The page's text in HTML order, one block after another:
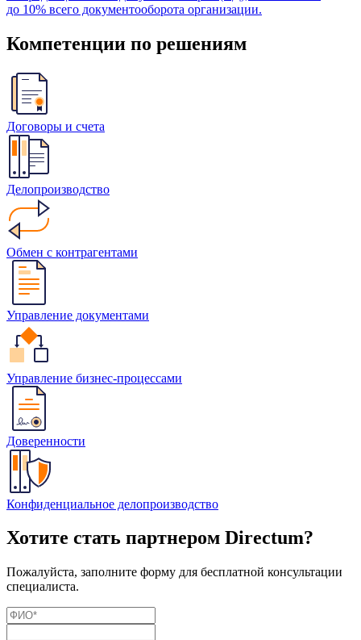
до 10% всего документооборота организации.
Компетенции по решениям
Договоры и счета
Делопроизводство
Обмен с контрагентами
Управление документами
Управление бизнес-процессами
Доверенности
Конфиденциальное делопроизводство
Хотите стать партнером Directum?
Пожалуйста, заполните форму для бесплатной консультации
специалиста.